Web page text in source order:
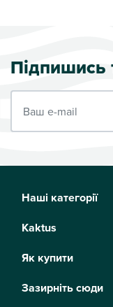
Підпишись
Наші категорії
Kaktus
Як купити
Зазирніть сюди